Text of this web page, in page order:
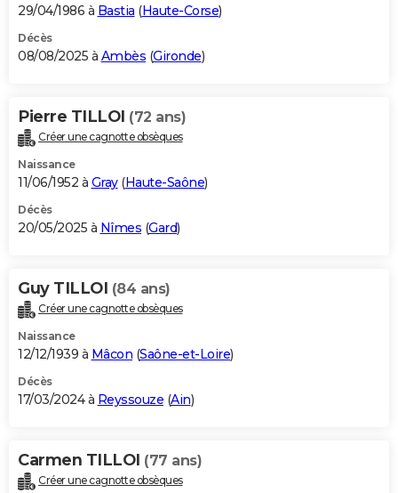
GUIDES D'ACHAT
BONS PLANS
Carte de Noël
Carte Bonne année
Carte Saint-Valentin
Carte Pâques
Carte d'anniversaire
DICTIONNAIRE
Dictionnaire
Biographies
Citations
Expressions
Proverbes
PROGRAMME TV
S'inscrire
Se connecter
Lycées
Collèges
Primaires
Universités
Entreprises
Service militaire
Avis de recherche
AVIS DE DÉCÈS
Bricolage
Lifestyle
Culture
Sport
Auto
Television
Voyage
Cinema
29/04/1986 à Bastia (Haute-Corse)
Décès
08/08/2025 à Ambès (Gironde)
Pierre TILLOI (72 ans)
Créer une cagnotte obsèques
Naissance
11/06/1952 à Gray(Haute-Saône)
Décès
20/05/2025 à Nîmes (Gard)
Guy TILLOI (84 ans)
Créer une cagnotte obsèques
Naissance
12/12/1939 à Mâcon (Saône-et-Loire)
Décès
17/03/2024 à Reyssouze (Ain)
Carmen TILLOI (77 ans)
Créer une cagnotte obsèques